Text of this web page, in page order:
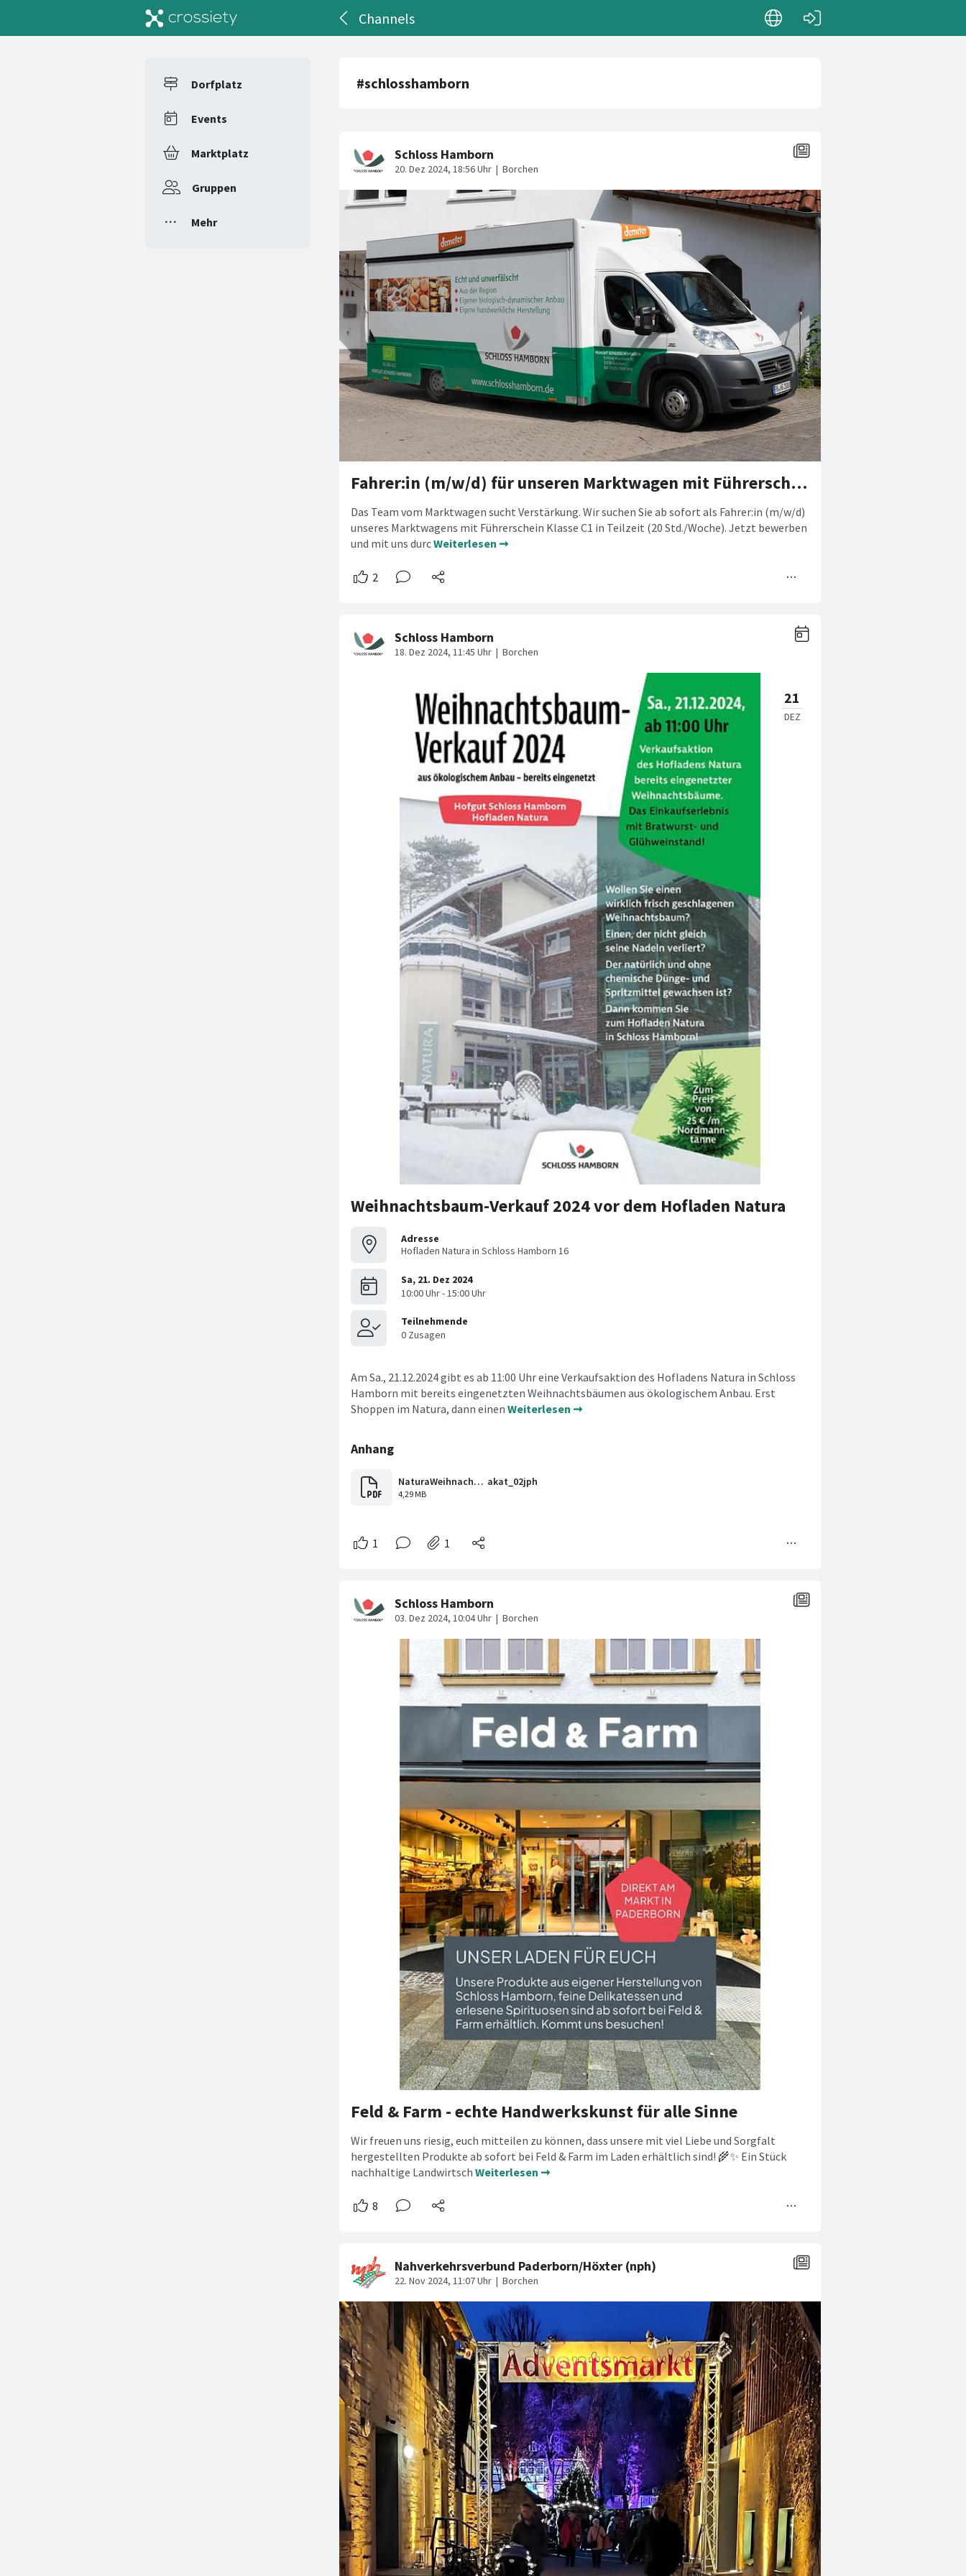
Channels
Dorfplatz
Events
Marktplatz
Gruppen
Mehr
#schlosshamborn
Fahrer:in (m/w/d) für unseren Marktwagen mit Führerschein Klasse C1 gesucht
Das Team vom Marktwagen sucht Verstärkung. Wir suchen Sie ab sofort als Fahrer:in (m/w/d)
unseres Marktwagens mit Führerschein Klasse C1 in Teilzeit (20 Std./Woche). Jetzt bewerben
und mit uns durcWeiterlesen ➞
Weihnachtsbaum-Verkauf 2024 vor dem Hofladen Natura
Adresse
Hofladen Natura in Schloss Hamborn 16
Am Sa., 21.12.2024 gibt es ab 11:00 Uhr eine Verkaufsaktion des Hofladens Natura in Schloss
Hamborn mit bereits eingenetzten Weihnachtsbäumen aus ökologischem Anbau. Erst
Shoppen im Natura, dann einen Weiterlesen ➞
Feld & Farm - echte Handwerkskunst für alle Sinne
Wir freuen uns riesig, euch mitteilen zu können, dass unsere mit viel Liebe und Sorgfalt
hergestellten Produkte ab sofort bei Feld & Farm im Laden erhältlich sind! 🌾✨ Ein Stück
nachhaltige Landwirtsch Weiterlesen ➞